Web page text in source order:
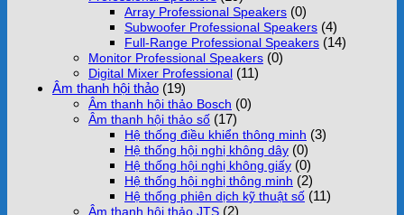
Array Professional Speakers (0)
Subwoofer Professional Speakers (4)
Full-Range Professional Speakers (14)
Monitor Professional Speakers (0)
Digital Mixer Professional (11)
Âm thanh hội thảo (19)
Âm thanh hội thảo Bosch (0)
Âm thanh hội thảo số (17)
Hệ thống điều khiển thông minh (3)
Hệ thống hội nghị không dây (0)
Hệ thống hội nghị không giấy (0)
Hệ thống hội nghị thông minh (2)
Hệ thống phiên dịch kỹ thuật số (11)
Âm thanh hội thảo JTS (2)